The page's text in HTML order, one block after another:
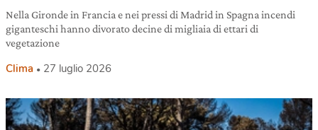
Nella Gironde in Francia e nei pressi di Madrid in Spagna incendi
giganteschi hanno divorato decine di migliaia di ettari di
vegetazione
Clima 27 luglio 2026